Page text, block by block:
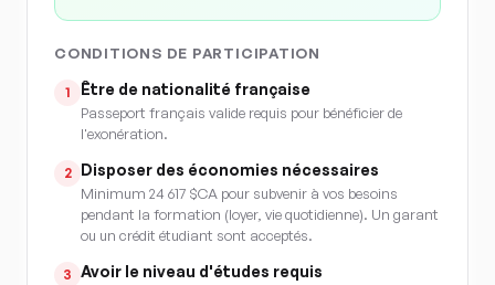
CONDITIONS DE PARTICIPATION
1 Être de nationalité française
Passeport français valide requis pour bénéficier de
l'exonération.
2 Disposer des économies nécessaires
Minimum 24 617 $CA pour subvenir à vos besoins
pendant la formation (loyer, vie quotidienne). Un garant
ou un crédit étudiant sont acceptés.
3 Avoir le niveau d'études requis